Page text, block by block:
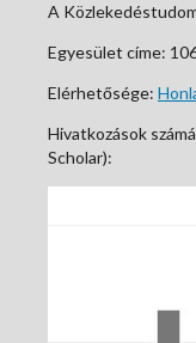
A
Egyesület címe:
Elérhetősége:
Hivatkozások
Scholar):